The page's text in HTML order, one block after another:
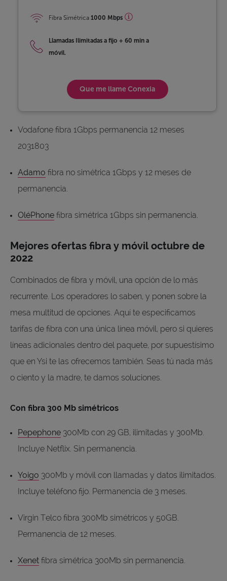
Que me llameConexia
Fibra Simétrica 1000 Mbps
Llamadas Ilimitadas a fijo + 60 min a
móvil.
Vodafone fibra 1Gbps permanencia 12 meses
2031803
Adamo fibra no simétrica 1Gbps y 12 meses de
permanencia.
OléPhone fibra simétrica 1Gbps sin permanencia.
Mejores ofertas fibra y móvil octubre de
2022
Combinados de fibra y móvil, una opción de lo más
recurrente. Los operadores lo saben, y ponen sobre la
mesa multitud de opciones. Aquí te especificamos
tarifas de fibra con una única línea móvil, pero si quieres
líneas adicionales dentro del paquete, por supuestísimo
que en Ysi te las ofrecemos también. Seas tú nada más
o ciento y la madre, te damos soluciones.
Con fibra 300 Mb simétricos
Pepephone 300Mb con 29 GB, ilimitadas y 300Mb.
Incluye Netflix. Sin permanencia.
Yoigo 300Mb y móvil con llamadas y datos ilimitados.
Incluye teléfono fijo. Permanencia de 3 meses.
Virgin Telco fibra 300Mb simétricos y 50GB.
Permanencia de 12 meses.
Xenet fibra simétrica 300Mb sin permanencia.